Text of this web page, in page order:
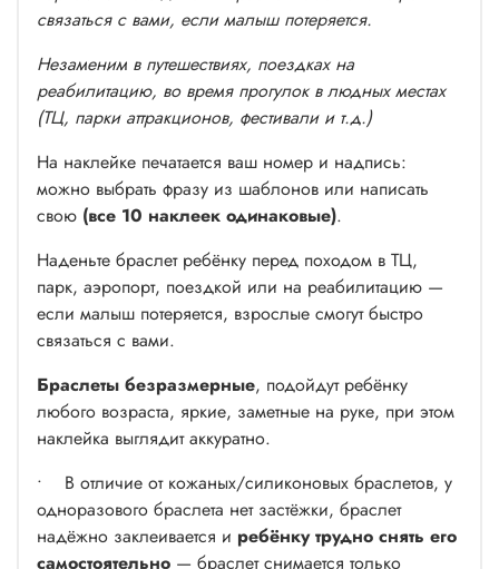
• Прозрачные наклейки с текстом
Надпись читается, но выглядит аккуратно и не слишком
бросается в глаза.
• Наклейку можно использовать повторно.
Браслет изготовлен из прочной силиконовой бумаги (не
обычная бумага!). При аккуратном и НЕДОЛГОМ
переклеить наклейку со старого браслета на новый.
связаться с вами, если малыш потеряется.
Незаменим в путешествиях, поездках на
реабилитацию, во время прогулок в людных местах
(ТЦ, парки аттракционов, фестивали и т.д.)
На наклейке печатается ваш номер и надпись:
можно выбрать фразу из шаблонов или написать
свою (все 10 наклеек одинаковые).
Наденьте браслет ребёнку перед походом в ТЦ,
парк, аэропорт, поездкой или на реабилитацию —
если малыш потеряется, взрослые смогут быстро
связаться с вами.
Браслеты безразмерные, подойдут ребёнку
любого возраста, яркие, заметные на руке, при этом
наклейка выглядит аккуратно.
• В отличие от кожаных/силиконовых браслетов, у
одноразового браслета нет застёжки, браслет
надёжно заклеивается и ребёнку трудно снять его
самостоятельно — браслет снимается только